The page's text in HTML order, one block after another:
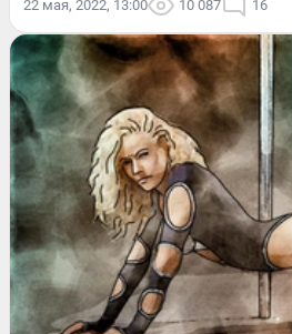
22 мая, 2022, 13:00 10 087 16